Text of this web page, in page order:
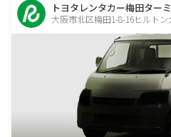
トヨタレンタカー梅田ター
大阪市北区梅田1-8-16ヒルト